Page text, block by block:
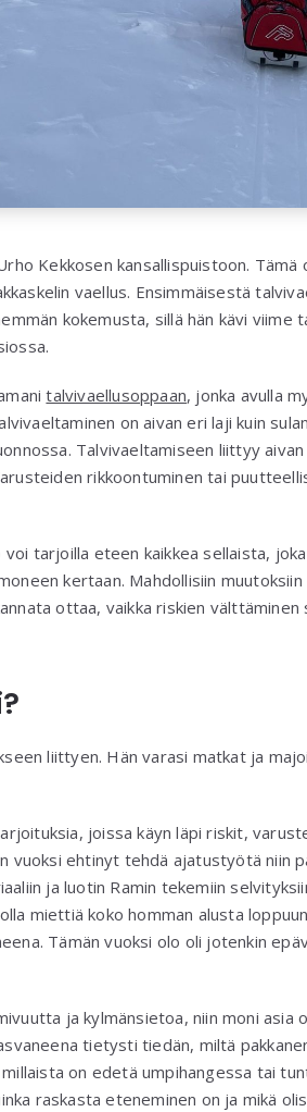
Kekkosen kansallispuistoon. Tämä
vaellus. Ensimmäisestä
kokemusta, sillä hän kävi viime
talvivaellusoppaan, jonka avulla
on aivan eri laji kuin
Talvivaeltamiseen liittyy
rikkoontuminen tai
tarjoilla eteen kaikkea sellaista,
kertaan. Mahdollisiin
ottaa, vaikka riskien
liittyen. Hän varasi matkat ja
joissa käyn läpi riskit,
vuoksi ehtinyt tehdä ajatustyötä niin
ja luotin Ramin tekemiin
miettiä koko homman alusta
Tämän vuoksi olo oli jotenkin
ja kylmänsietoa, niin moni asia
tietysti tiedän, miltä
on edetä umpihangessa tai
raskasta eteneminen on ja mikä